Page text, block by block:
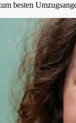
besten